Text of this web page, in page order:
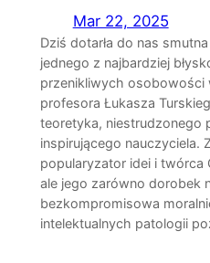
Mar 22, 2025
Dziś dotarła do nas
jednego z najbardziej
przenikliwych osobowości
profesora Łukasza
teoretyka, niestrudzonego
inspirującego nauczyciela.
popularyzator idei i twórca
ale jego zarówno dorobek
bezkompromisowa
intelektualnych patologii